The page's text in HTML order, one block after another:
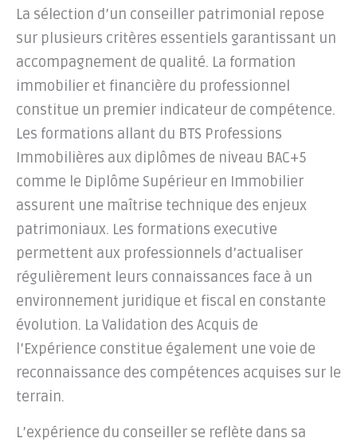
La sélection d’un conseiller patrimonial repose
sur plusieurs critères essentiels garantissant un
accompagnement de qualité. La formation
immobilier et financière du professionnel
constitue un premier indicateur de compétence.
Les formations allant du BTS Professions
Immobilières aux diplômes de niveau BAC+5
comme le Diplôme Supérieur en Immobilier
assurent une maîtrise technique des enjeux
patrimoniaux. Les formations executive
permettent aux professionnels d’actualiser
régulièrement leurs connaissances face à un
environnement juridique et fiscal en constante
évolution. La Validation des Acquis de
l’Expérience constitue également une voie de
reconnaissance des compétences acquises sur le
terrain.
L’expérience du conseiller se reflète dans sa